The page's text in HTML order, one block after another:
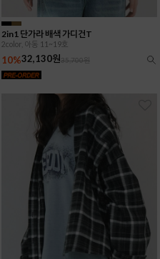
2in1 단가라 배색 가디건T
2color, 아동 11~19호
10%32,130원35,700원